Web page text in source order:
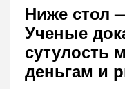
Ниже стол
Ученые
сутулость
деньгам и